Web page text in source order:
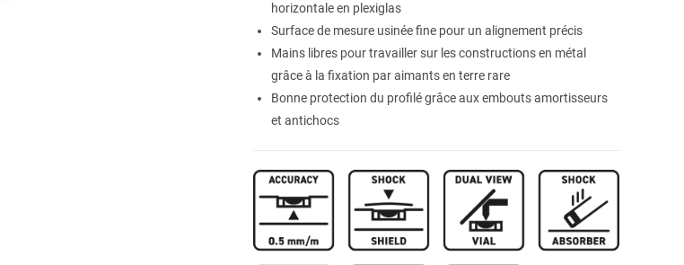
horizontale en plexiglas
Surface de mesure usinée fine pour un alignement précis
Mains libres pour travailler sur les constructions en métal
grâce à la fixation par aimants en terre rare
Bonne protection du profilé grâce aux embouts amortisseurs
et antichocs